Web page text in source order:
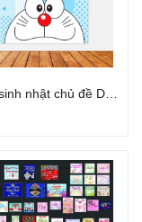
Phông sinh nhật chủ đề Doraemon